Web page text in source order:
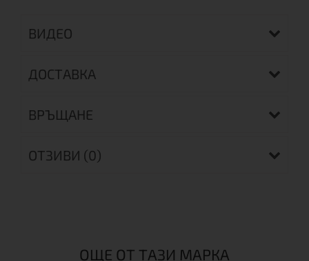
ВИДЕО
ДОСТАВКА
ВРЪЩАНЕ
ОТЗИВИ (0)
ОЩЕ ОТ ТАЗИ МАРКА